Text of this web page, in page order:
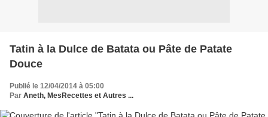
Tatin à la Dulce de Batata ou Pâte de Patate
Douce
Publié le 12/04/2014 à 05:00
Par Aneth, MesRecettes et Autres ...